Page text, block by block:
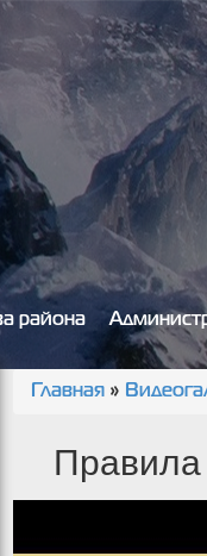
района
Вы здесь
Главная »
Правила